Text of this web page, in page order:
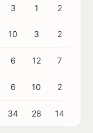
3 1 2
10 3 2
6 12 7
6 10 2
34 28 14